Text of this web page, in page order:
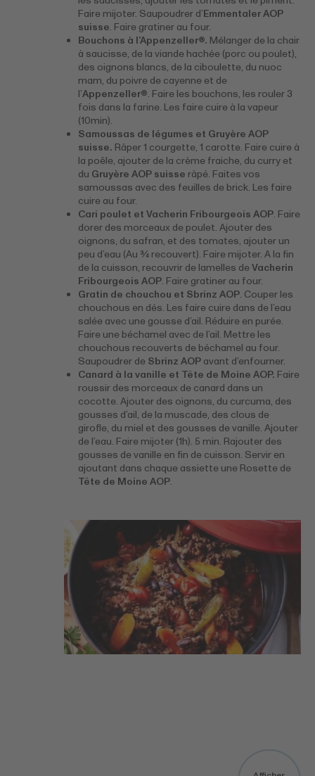
Faire mijoter. Saupoudrer d’Emmentaler AOP
suisse. Faire gratiner au four.
Bouchons à l’Appenzeller®. Mélanger de la chair
à saucisse, de la viande hachée (porc ou poulet),
des oignons blancs, de la ciboulette, du nuoc
mam, du poivre de cayenne et de
l’Appenzeller®. Faire les bouchons, les rouler 3
fois dans la farine. Les faire cuire à la vapeur
(10min).
Samoussas de légumes et Gruyère AOP
suisse. Râper 1 courgette, 1 carotte. Faire cuire à
la poêle, ajouter de la crème fraiche, du curry et
du Gruyère AOP suisse râpé. Faites vos
samoussas avec des feuilles de brick. Les faire
cuire au four.
Cari poulet et Vacherin Fribourgeois AOP. Faire
dorer des morceaux de poulet. Ajouter des
oignons, du safran, et des tomates, ajouter un
peu d’eau (Au ¾ recouvert). Faire mijoter. A la fin
de la cuisson, recouvrir de lamelles deVacherin
Fribourgeois AOP. Faire gratiner au four.
Gratin de chouchou et Sbrinz AOP. Couper les
chouchous en dés. Les faire cuire dans de l’eau
salée avec une gousse d’ail. Réduire en purée.
Faire une béchamel avec de l’ail. Mettre les
chouchous recouverts de béchamel au four.
Saupoudrer de Sbrinz AOP avant d’enfourner.
Canard à la vanille et Tête de Moine AOP. Faire
roussir des morceaux de canard dans un
cocotte. Ajouter des oignons, du curcuma, des
gousses d’ail, de la muscade, des clous de
girofle, du miel et des gousses de vanille. Ajouter
de l’eau. Faire mijoter (1h). 5 min. Rajouter des
gousses de vanille en fin de cuisson. Servir en
ajoutant dans chaque assiette une Rosette de
Tête de Moine AOP.